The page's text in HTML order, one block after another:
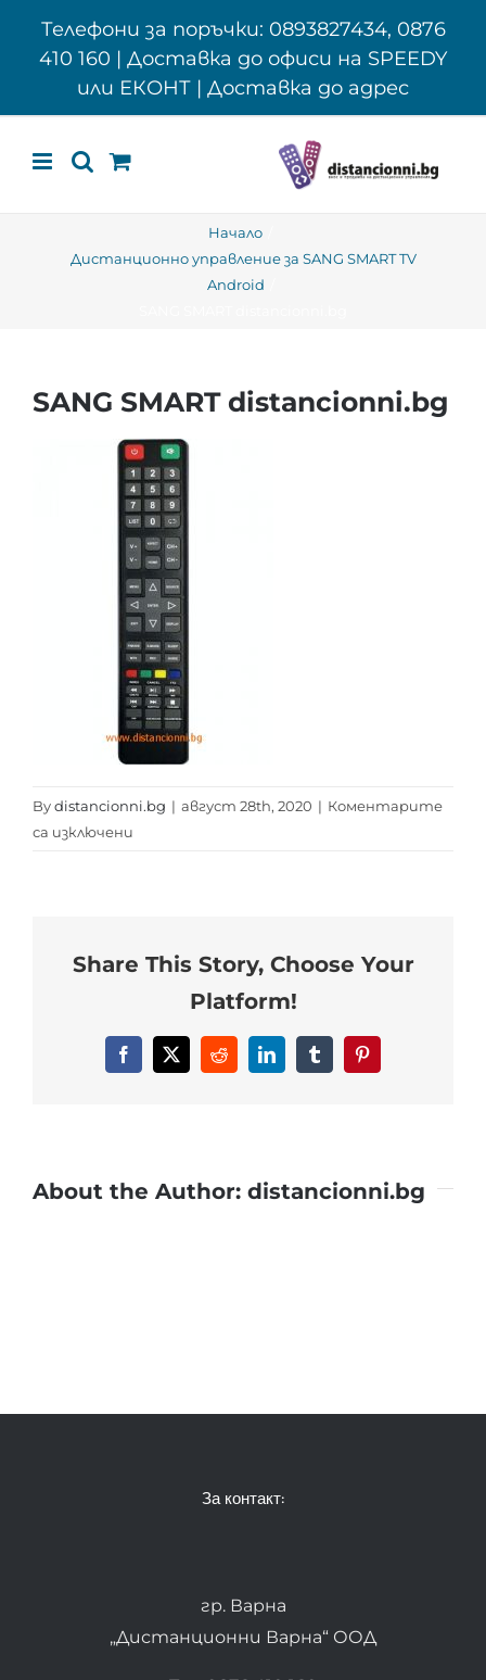
Телефони за поръчки: 0893827434, 0876
410 160 | Доставка до офиси на SPEEDY
или ЕКОНТ | Доставка до адрес
Начало
Дистанционно управление за SANG SMART TV
Android
SANG SMART distancionni.bg
Bydistancionni.bg | август 28th, 2020 | Коментарите
са изключени
Share This Story, Choose Your
Platform!
Facebook
X RedditLinkedInTumblrPinterest
About the Author: distancionni.bg
За контакт:
гр. Варна
„Дистанционни Варна“ ООД